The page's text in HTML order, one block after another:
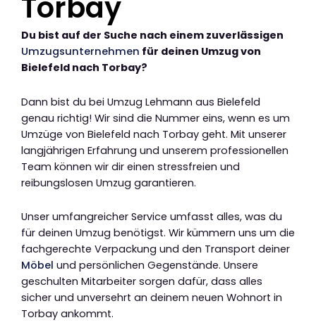
Torbay
Du bist auf der Suche nach einem zuverlässigen
Umzugsunternehmen für deinen Umzug von
Bielefeld nach Torbay?
Dann bist du bei Umzug Lehmann aus Bielefeld
genau richtig! Wir sind die Nummer eins, wenn es um
Umzüge von Bielefeld nach Torbay geht. Mit unserer
langjährigen Erfahrung und unserem professionellen
Team können wir dir einen stressfreien und
reibungslosen Umzug garantieren.
Unser umfangreicher Service umfasst alles, was du
für deinen Umzug benötigst. Wir kümmern uns um die
fachgerechte Verpackung und den Transport deiner
Möbel und persönlichen Gegenstände. Unsere
geschulten Mitarbeiter sorgen dafür, dass alles
sicher und unversehrt an deinem neuen Wohnort in
Torbay ankommt.